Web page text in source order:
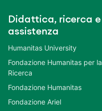
Didattica, ricerca e
assistenza
Humanitas University
Fondazione Humanitas per la
Ricerca
Fondazione Humanitas
Fondazione Ariel